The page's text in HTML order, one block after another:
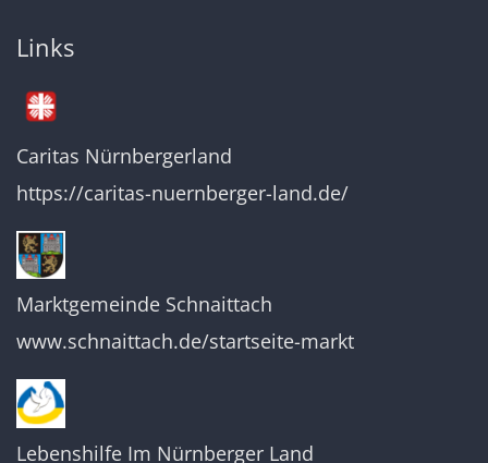
Links
Caritas Nürnbergerland
https://caritas-nuernberger-land.de/
Marktgemeinde Schnaittach
www.schnaittach.de/startseite-markt
Lebenshilfe Im Nürnberger Land